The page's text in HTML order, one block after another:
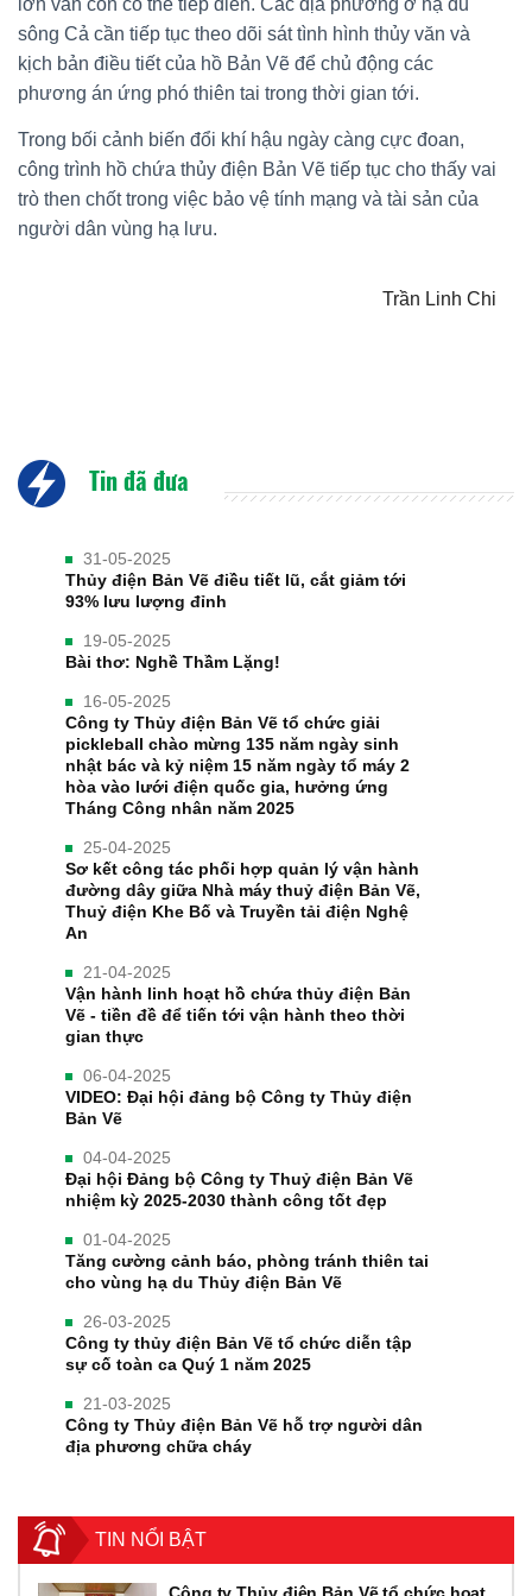
lớn vẫn còn có thể tiếp diễn. Các địa phương ở hạ du
sông Cả cần tiếp tục theo dõi sát tình hình thủy văn và
kịch bản điều tiết của hồ Bản Vẽ để chủ động các
phương án ứng phó thiên tai trong thời gian tới.
Trong bối cảnh biến đổi khí hậu ngày càng cực đoan,
công trình hồ chứa thủy điện Bản Vẽ tiếp tục cho thấy vai
trò then chốt trong việc bảo vệ tính mạng và tài sản của
người dân vùng hạ lưu.
Trần Linh Chi
Tin đã đưa
31-05-2025
Thủy điện Bản Vẽ điều tiết lũ, cắt giảm tới
93% lưu lượng đỉnh
19-05-2025
Bài thơ: Nghề Thầm Lặng!
16-05-2025
Công ty Thủy điện Bản Vẽ tổ chức giải
pickleball chào mừng 135 năm ngày sinh
nhật bác và kỷ niệm 15 năm ngày tổ máy 2
hòa vào lưới điện quốc gia, hưởng ứng
Tháng Công nhân năm 2025
25-04-2025
Sơ kết công tác phối hợp quản lý vận hành
đường dây giữa Nhà máy thuỷ điện Bản Vẽ,
Thuỷ điện Khe Bố và Truyền tải điện Nghệ
An
21-04-2025
Vận hành linh hoạt hồ chứa thủy điện Bản
Vẽ - tiền đề để tiến tới vận hành theo thời
gian thực
06-04-2025
VIDEO: Đại hội đảng bộ Công ty Thủy điện
Bản Vẽ
04-04-2025
Đại hội Đảng bộ Công ty Thuỷ điện Bản Vẽ
nhiệm kỳ 2025-2030 thành công tốt đẹp
01-04-2025
Tăng cường cảnh báo, phòng tránh thiên tai
cho vùng hạ du Thủy điện Bản Vẽ
26-03-2025
Công ty thủy điện Bản Vẽ tổ chức diễn tập
sự cố toàn ca Quý 1 năm 2025
21-03-2025
Công ty Thủy điện Bản Vẽ hỗ trợ người dân
địa phương chữa cháy
TIN NỔI BẬT